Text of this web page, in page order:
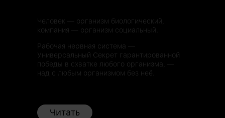
Человек — организм биологический,
компания — организм социальный.
Рабочая нервная система —
Универсальный Секрет гарантированной
победы в схватке любого организма, —
над с любым организмом без неё.
Читать